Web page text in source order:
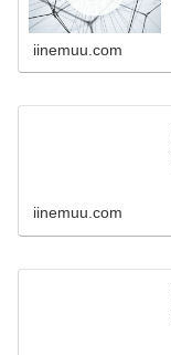
iinemuu.com
iinemuu.com